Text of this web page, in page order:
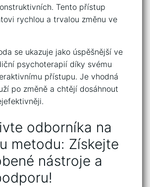
Tento⁣ přístup
rychlou a trvalou změnu ​ve
se ⁣ukazuje jako úspěšnější ⁢ve
psychoterapií díky svému
přístupu. Je vhodná
po ⁤změně a chtějí dosáhnout
odborníka na
metodu: Získejte
nástroje ⁣a